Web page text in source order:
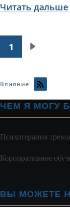
Читать дальше
Нумерация
1
Влияние
ЧЕМ Я МОГУ
Психотерапия
Корпоративное
ВЫ МОЖЕТЕ